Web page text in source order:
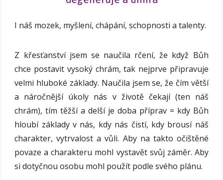
I náš mozek, myšlení, chápání, schopnosti a talenty.
Z křesťanství jsem se naučila rčení, že když Bůh
chce postavit vysoký chrám, tak nejprve připravuje
velmi hluboké základy. Naučila jsem se, že čím větší
a náročnější úkoly nás v životě čekají (ten náš
chrám), tím těžší a delší je doba příprav = kdy Bůh
hloubí základy v nás, kdy nás čistí, kdy brousí náš
charakter, vytrvalost a vůli. Aby na takto očištěné
povaze a charakteru mohl vystavět svůj záměr. Aby
si dotyčnou osobu mohl použít podle svého plánu.